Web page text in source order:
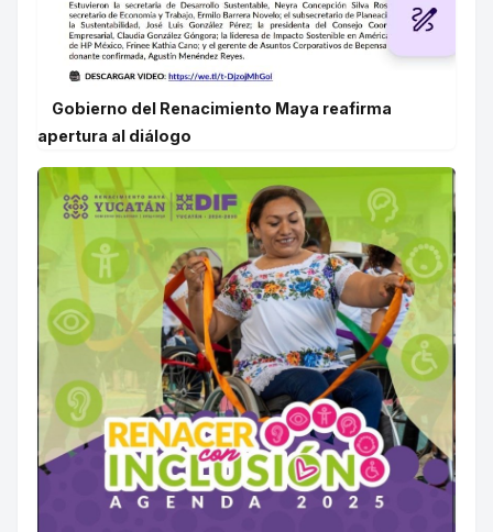
Gobierno del Renacimiento Maya reafirma
apertura al diálogo